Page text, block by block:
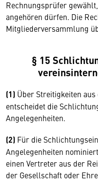
Rechnungsprüfer
angehören dürfen. Die
Mitgliederversammlung
§ 15
(1) Über Streitigkeiten
entscheidet die
Angelegenheiten.
(2) Für die
Angelegenheiten
einen Vertreter aus der
der Gesellschaft oder